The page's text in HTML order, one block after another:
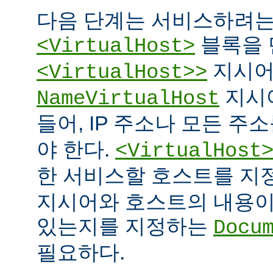
다음 단계는 서비스하려
<VirtualHost> 블록을
<VirtualHost>> 지시
NameVirtualHost 지시
들어, IP 주소나 모든 주
야 한다.
한 서비스할 호스트를 지
지시어와 호스트의 내용
있는지를 지정하는
필요하다.